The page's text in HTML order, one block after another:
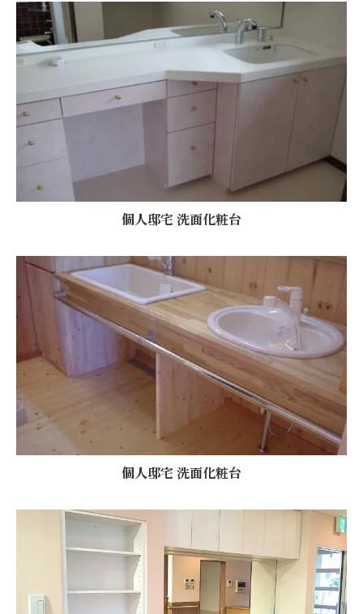
個人邸宅 洗面化粧台
個人邸宅 洗面化粧台